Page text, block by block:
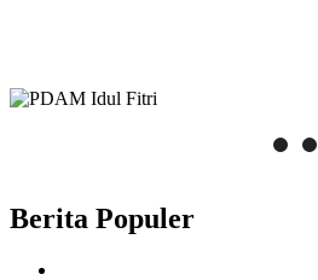
Berita Populer